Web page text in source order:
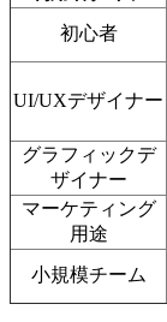
初心者
UI/UXデザイナー
グラフィックデ
ザイナー
マーケティング
用途
小規模チーム